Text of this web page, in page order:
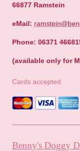
66877 Ramstein
eMail:
Phone: 06371
(available only for
Cards accepted
Benny's Doggy